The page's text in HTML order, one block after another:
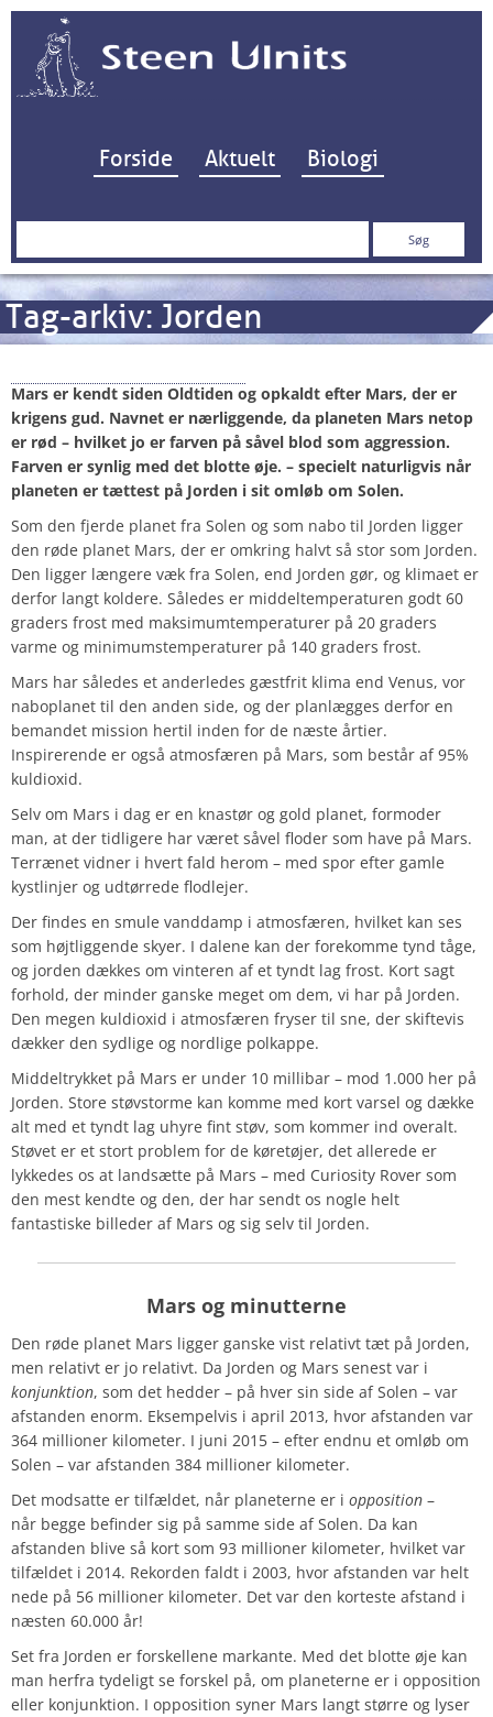
Hop til indhold
Forside Aktuelt Biologi
Søg
Tag-arkiv: Jorden
Mars er kendt siden Oldtiden og opkaldt efter Mars, der er
krigens gud. Navnet er nærliggende, da planeten Mars netop
er rød – hvilket jo er farven på såvel blod som aggression.
Farven er synlig med det blotte øje. – specielt naturligvis når
planeten er tættest på Jorden i sit omløb om Solen.
Som den fjerde planet fra Solen og som nabo til Jorden ligger
den røde planet Mars, der er omkring halvt så stor som Jorden.
Den ligger længere væk fra Solen, end Jorden gør, og klimaet er
derfor langt koldere. Således er middeltemperaturen godt 60
graders frost med maksimumtemperaturer på 20 graders
varme og minimumstemperaturer på 140 graders frost.
Mars har således et anderledes gæstfrit klima end Venus, vor
naboplanet til den anden side, og der planlægges derfor en
bemandet mission hertil inden for de næste årtier.
Inspirerende er også atmosfæren på Mars, som består af 95%
kuldioxid.
Selv om Mars i dag er en knastør og gold planet, formoder
man, at der tidligere har været såvel floder som have på Mars.
Terrænet vidner i hvert fald herom – med spor efter gamle
kystlinjer og udtørrede flodlejer.
Der findes en smule vanddamp i atmosfæren, hvilket kan ses
som højtliggende skyer. I dalene kan der forekomme tynd tåge,
og jorden dækkes om vinteren af et tyndt lag frost. Kort sagt
forhold, der minder ganske meget om dem, vi har på Jorden.
Den megen kuldioxid i atmosfæren fryser til sne, der skiftevis
dækker den sydlige og nordlige polkappe.
Middeltrykket på Mars er under 10 millibar – mod 1.000 her på
Jorden. Store støvstorme kan komme med kort varsel og dække
alt med et tyndt lag uhyre fint støv, som kommer ind overalt.
Støvet er et stort problem for de køretøjer, det allerede er
lykkedes os at landsætte på Mars – med Curiosity Rover som
den mest kendte og den, der har sendt os nogle helt
fantastiske billeder af Mars og sig selv til Jorden.
Mars og minutterne
Den røde planet Mars ligger ganske vist relativt tæt på Jorden,
men relativt er jo relativt. Da Jorden og Mars senest var i
konjunktion, som det hedder – på hver sin side af Solen – var
afstanden enorm. Eksempelvis i april 2013, hvor afstanden var
364 millioner kilometer. I juni 2015 – efter endnu et omløb om
Solen – var afstanden 384 millioner kilometer.
Det modsatte er tilfældet, når planeterne er i opposition –
når begge befinder sig på samme side af Solen. Da kan
afstanden blive så kort som 93 millioner kilometer, hvilket var
tilfældet i 2014. Rekorden faldt i 2003, hvor afstanden var helt
nede på 56 millioner kilometer. Det var den korteste afstand i
næsten 60.000 år!
Set fra Jorden er forskellene markante. Med det blotte øje kan
man herfra tydeligt se forskel på, om planeterne er i opposition
eller konjunktion. I opposition syner Mars langt større og lyser